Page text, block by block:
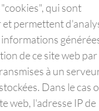
qui sont
permettent
de ce site web par
à un
Dans le cas
web, l'adresse IP de